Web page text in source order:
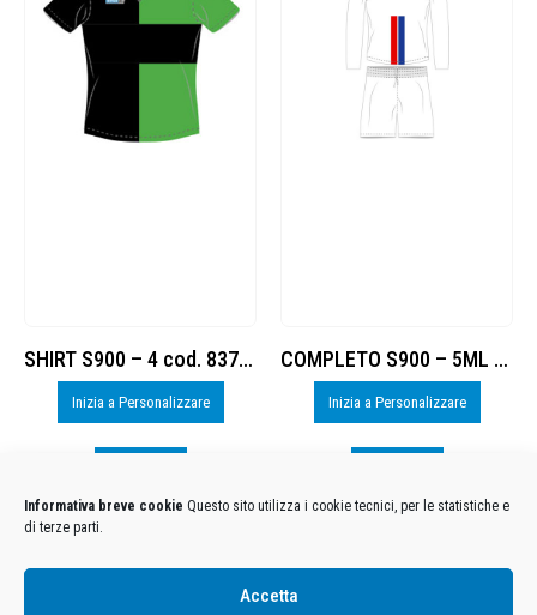
Informativa breve cookie Questo sito utilizza i cookie tecnici, per le statistiche e
di terze parti.
Accetta
SHIRT S900 – 4 cod. 8377885
Inizia a Personalizzare
COMPLETO S900 – 5ML cod. 8377884
Inizia a Personalizzare
Condizioni Generali di Utilizzo-Cookies-Privacy